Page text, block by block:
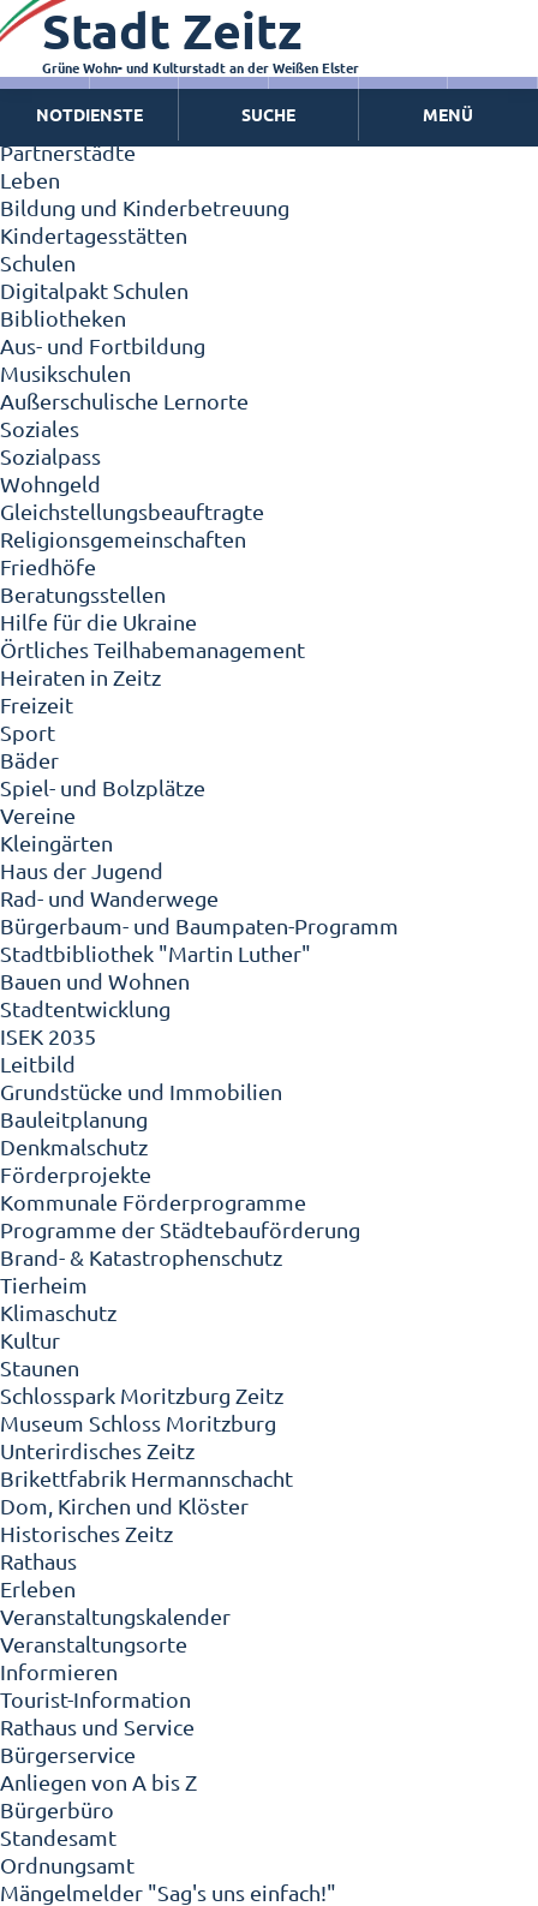
Zeitz - Die Kleinstadt
Willkommen in Zeitz!
Interview mit Oberbürgermeister Christian Thieme
Zeitz - Stadt der Zukunft
Ortschaften
Partnerstädte
Leben
Bildung und Kinderbetreuung
Kindertagesstätten
Schulen
Digitalpakt Schulen
Bibliotheken
Aus- und Fortbildung
Musikschulen
Außerschulische Lernorte
Soziales
Sozialpass
Wohngeld
Gleichstellungsbeauftragte
Religionsgemeinschaften
Friedhöfe
Beratungsstellen
Hilfe für die Ukraine
Örtliches Teilhabemanagement
Heiraten in Zeitz
Freizeit
Sport
Bäder
Spiel- und Bolzplätze
Vereine
Kleingärten
Haus der Jugend
Rad- und Wanderwege
Bürgerbaum- und Baumpaten-Programm
Stadtbibliothek "Martin Luther"
Bauen und Wohnen
Stadtentwicklung
ISEK 2035
Leitbild
Grundstücke und Immobilien
Bauleitplanung
Denkmalschutz
Förderprojekte
Kommunale Förderprogramme
Programme der Städtebauförderung
Brand- & Katastrophenschutz
Tierheim
Klimaschutz
Kultur
Staunen
Schlosspark Moritzburg Zeitz
Museum Schloss Moritzburg
Unterirdisches Zeitz
Brikettfabrik Hermannschacht
Dom, Kirchen und Klöster
Historisches Zeitz
Rathaus
Erleben
Veranstaltungskalender
Veranstaltungsorte
Informieren
Tourist-Information
Rathaus und Service
Bürgerservice
Anliegen von A bis Z
Bürgerbüro
Standesamt
Ordnungsamt
Mängelmelder "Sag's uns einfach!"
Stadt Zeitz
Grüne Wohn- und Kulturstadt an der Weißen Elster
NOTDIENSTE SUCHE MENÜ